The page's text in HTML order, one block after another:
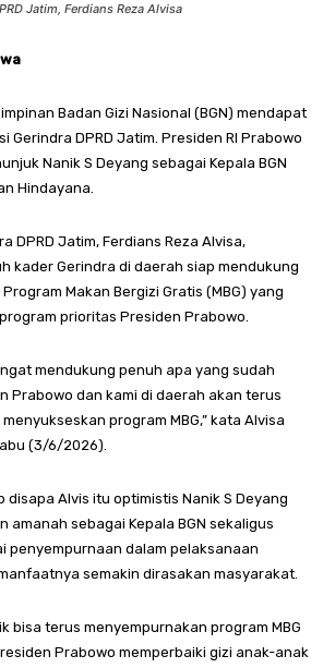
Jatim, Ferdians Reza Alvisa
Badan Gizi Nasional (BGN) mendapat
Gerindra DPRD Jatim. Presiden RI Prabowo
Nanik S Deyang sebagai Kepala BGN
Hindayana.
DPRD Jatim, Ferdians Reza Alvisa,
kader Gerindra di daerah siap mendukung
Makan Bergizi Gratis (MBG) yang
prioritas Presiden Prabowo.
mendukung penuh apa yang sudah
Prabowo dan kami di daerah akan terus
program MBG,” kata Alvisa
(3/6/2026).
disapa Alvis itu optimistis Nanik S Deyang
amanah sebagai Kepala BGN sekaligus
penyempurnaan dalam pelaksanaan
semakin dirasakan masyarakat.
bisa terus menyempurnakan program MBG
Prabowo memperbaiki gizi anak-anak